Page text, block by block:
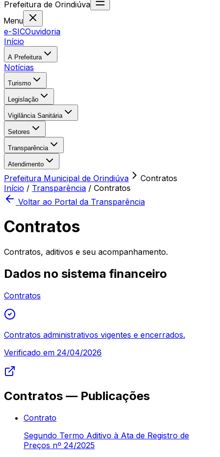
Prefeitura de Orindiúva
Menu
e-SICOuvidoria
Início
A Prefeitura
Notícias
Turismo
Legislação
Vigilância Sanitária
Setores
Transparência
Atendimento
Prefeitura Municipal de Orindiúva
Contratos
Início / Transparência / Contratos
Voltar ao Portal da Transparência
Contratos
Contratos, aditivos e seu acompanhamento.
Dados no sistema financeiro
Contratos
Contratos administrativos vigentes e encerrados.
Verificado em 24/04/2026
Contratos — Publicações
Contrato
Segundo Termo Aditivo à Ata de Registro de
Preços nº 24/2025